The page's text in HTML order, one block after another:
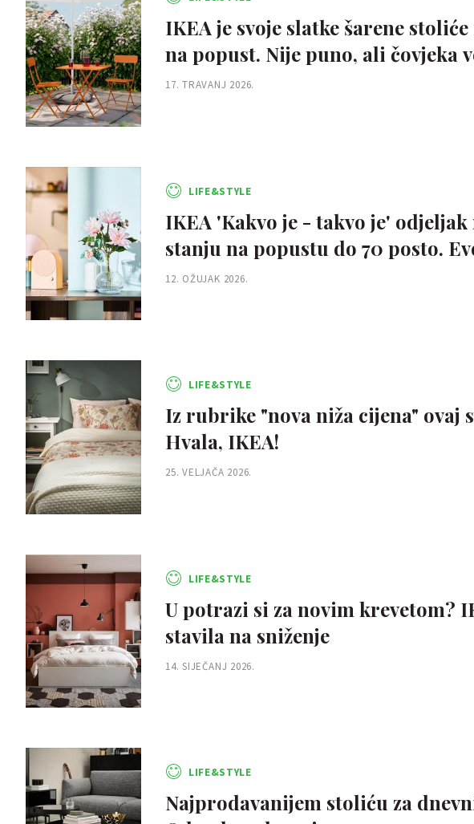
IKEA je svoje slatke šarene
na popust. Nije puno, ali čovjeka
17. TRAVANJ 2026.
LIFE&STYLE
IKEA 'Kakvo je - takvo je'
stanju na popustu do 70 posto.
12. OŽUJAK 2026.
LIFE&STYLE
Iz rubrike "nova niža cijena" ovaj
Hvala, IKEA!
25. VELJAČA 2026.
LIFE&STYLE
U potrazi si za novim krevetom?
stavila na sniženje
14. SIJEČANJ 2026.
LIFE&STYLE
Najprodavanijem stoliću za